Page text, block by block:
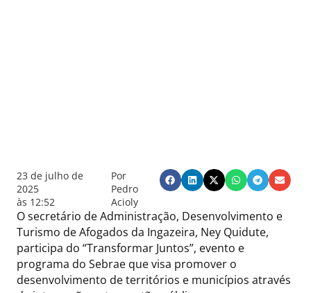
23 de julho de
2025
às 12:52
Por
Pedro
Acioly
O secretário de Administração, Desenvolvimento e
Turismo de Afogados da Ingazeira, Ney Quidute,
participa do “Transformar Juntos”, evento e
programa do Sebrae que visa promover o
desenvolvimento de territórios e municípios através